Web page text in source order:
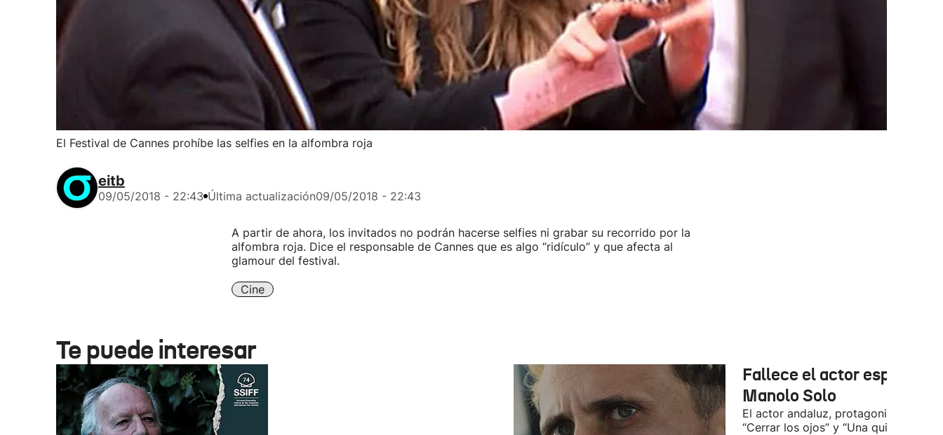
El Festival de Cannes prohíbe las selfies en la alfombra roja
eitb
09/05/2018 - 22:43 Última actualización09/05/2018 - 22:43
A partir de ahora, los invitados no podrán hacerse selfies ni grabar su recorrido por la
alfombra roja. Dice el responsable de Cannes que es algo “ridículo” y que afecta al
glamour del festival.
Cine
Te puede interesar
Fallece el actor español
Manolo Solo
El actor andaluz, protagonista de
“Cerrar los ojos” y “Una quinta